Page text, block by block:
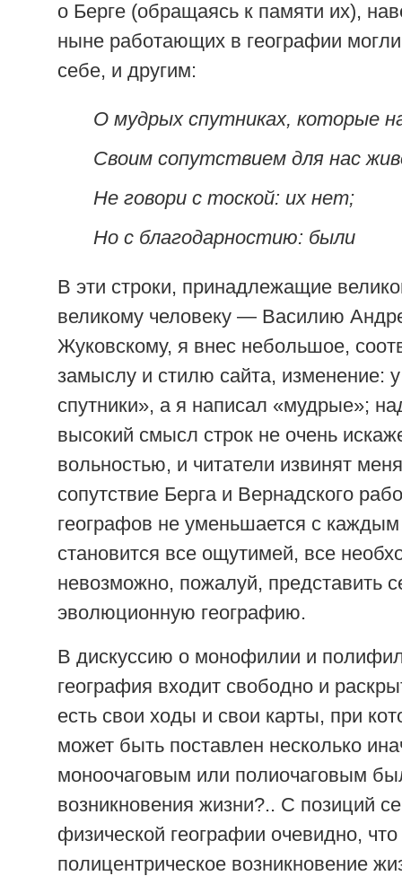
о Берге (обращаясь к памяти их),
ныне работающих в географии
себе, и другим:
О мудрых спутниках, которые
Своим сопутствием для нас
Не говори с тоской: их нет;
Но с благодарностию: были
В эти строки, принадлежащие
великому человеку — Василию
Жуковскому, я внес небольшое,
замыслу и стилю сайта, изменение:
спутники», а я написал «мудрые»;
высокий смысл строк не очень
вольностью, и читатели извинят
сопутствие Берга и Вернадского
географов не уменьшается с
становится все ощутимей, все
невозможно, пожалуй, представить
эволюционную географию.
В дискуссию о монофилии и
география входит свободно и
есть свои ходы и свои карты, при
может быть поставлен несколько
моноочаговым или полиочаговым
возникновения жизни?.. С позиций
физической географии очевидно,
полицентрическое возникновение